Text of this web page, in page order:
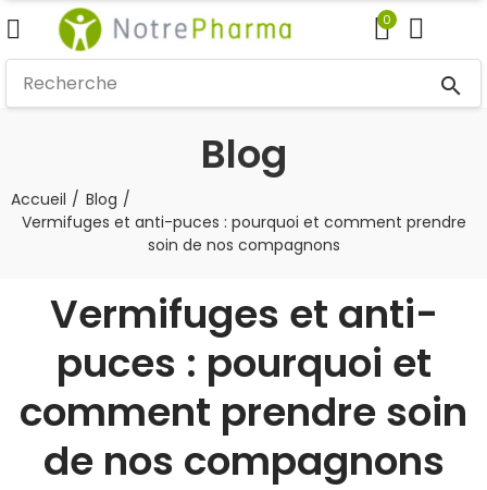
0
search
Blog
Accueil
Blog
Vermifuges et anti-puces : pourquoi et comment prendre
soin de nos compagnons
Vermifuges et anti-
puces : pourquoi et
comment prendre soin
de nos compagnons